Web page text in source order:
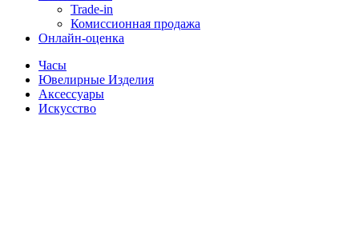
Trade-in
Комиссионная продажа
Онлайн-оценка
Часы
Ювелирные Изделия
Аксессуары
Искусство